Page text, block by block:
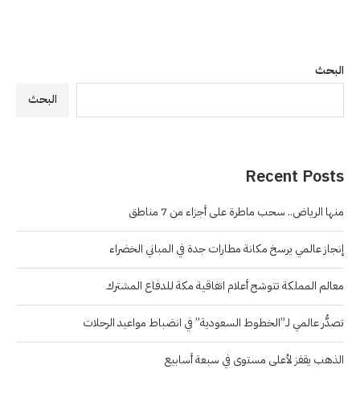
البحث
البحث
Recent Posts
منها الرياض.. سحب ماطرة على أجزاء من 7 مناطق
إنجاز عالمي يرسخ مكانة مطارات جدة في المباني الخضراء
معالم المملكة تتوشح أعلام اتفاقية مكة للدفاع المشترك
تصدُّر عالمي لـ”الخطوط السعودية” في انضباط مواعيد الرحلات
الذهب يقفز لأعلى مستوى في سبعة أسابيع